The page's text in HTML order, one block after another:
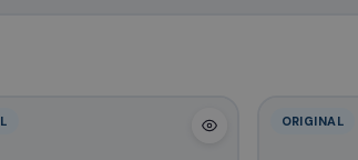
ORIGINAL